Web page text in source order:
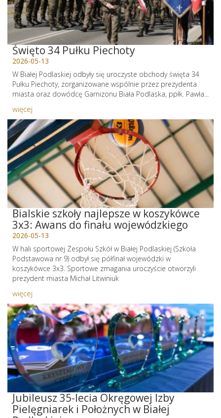
Święto 34 Pułku Piechoty
2026-05-13
W Białej Podlaskiej odbyły się uroczyste obchody święta 34
Pułku Piechoty, zorganizowane wspólnie przez prezydenta
miasta oraz dowódcę Garnizonu Biała Podlaska, ppłk. Pawła...
więcej
Bialskie szkoły najlepsze w koszykówce
3x3: Awans do finału wojewódzkiego
2026-05-13
W hali sportowej Zespołu Szkół w Białej Podlaskiej (Szkoła
Podstawowa nr 9) odbył się półfinał wojewódzki w
koszykówce 3x3. Sportowe zmagania uroczyście otworzyli
prezydent miasta Michał Litwiniuk
więcej
Jubileusz 35-lecia Okręgowej Izby
Pielęgniarek i Położnych w Białej